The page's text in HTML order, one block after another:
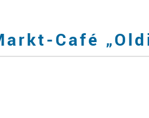
Café